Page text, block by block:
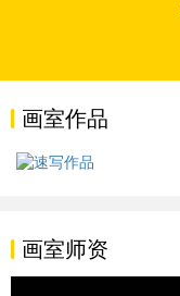
画室作品
画室师资